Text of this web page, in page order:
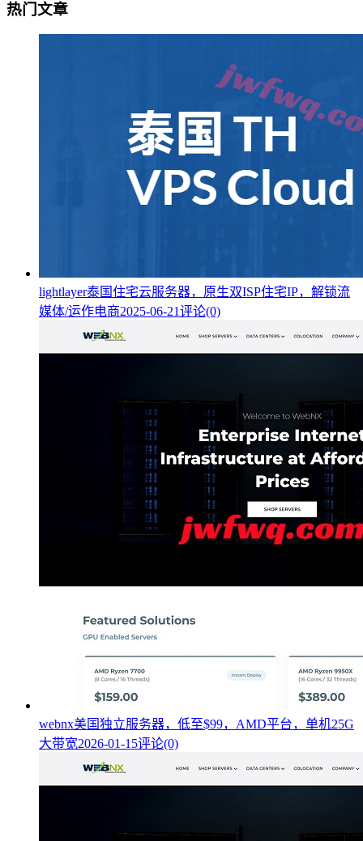
热门文章
lightlayer泰国住宅云服务器，原生双ISP住宅IP，解锁流
媒体/运作电商2025-06-21评论(0)
webnx美国独立服务器，低至$99，AMD平台，单机25G
大带宽2026-01-15评论(0)